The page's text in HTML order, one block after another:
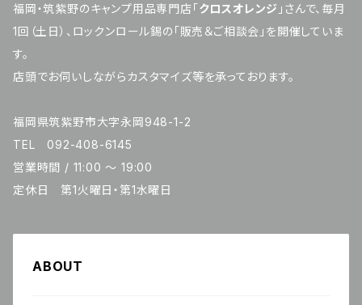
福岡・筑紫野のキャンプ用品専門店「クロスオレンジ 」さんで、毎月
1回（土日）、ロックンロール錫の「販売＆ご相談会」を開催していま
す。
店頭でお伺いしながらカスタマイズ等を承っております。
福岡県筑紫野市大字永岡948-1-2
TEL 092-408-6145
営業時間 / 11:00 ～ 19:00
定休日 第1火曜日・第1水曜日
ABOUT